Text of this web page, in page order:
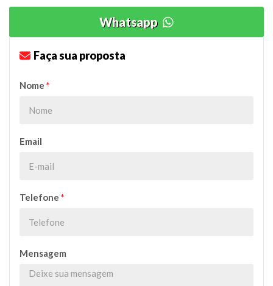
Whatsapp
Faça sua proposta
Nome *
Email
Telefone *
Mensagem